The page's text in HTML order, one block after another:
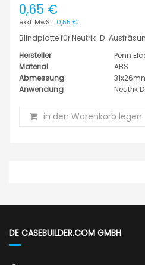
0,65 €
0,55 €
Blindplatte für Neutrik-D-
Hersteller
Penn
Material
ABS
Abmessung
Anwendung
Neutrik
in den Warenkorb legen
DE CASEBUILDER.COM GMBH